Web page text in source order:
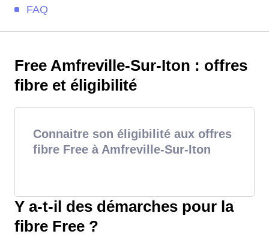
FAQ
Free Amfreville-Sur-Iton : offres
fibre et éligibilité
Connaitre son éligibilité aux offres
fibre Free à Amfreville-Sur-Iton
Y a-t-il des démarches pour la
fibre Free ?